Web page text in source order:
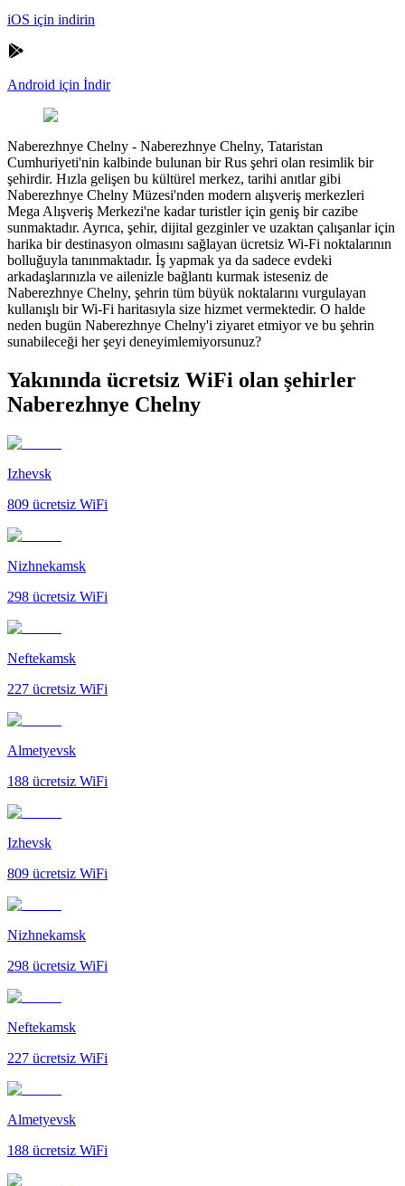
iOS için indirin
Android için İndir
Naberezhnye Chelny - Naberezhnye Chelny, Tataristan
Cumhuriyeti'nin kalbinde bulunan bir Rus şehri olan resimlik bir
şehirdir. Hızla gelişen bu kültürel merkez, tarihi anıtlar gibi
Naberezhnye Chelny Müzesi'nden modern alışveriş merkezleri
Mega Alışveriş Merkezi'ne kadar turistler için geniş bir cazibe
sunmaktadır. Ayrıca, şehir, dijital gezginler ve uzaktan çalışanlar için
harika bir destinasyon olmasını sağlayan ücretsiz Wi-Fi noktalarının
bolluğuyla tanınmaktadır. İş yapmak ya da sadece evdeki
arkadaşlarınızla ve ailenizle bağlantı kurmak isteseniz de
Naberezhnye Chelny, şehrin tüm büyük noktalarını vurgulayan
kullanışlı bir Wi-Fi haritasıyla size hizmet vermektedir. O halde
neden bugün Naberezhnye Chelny'i ziyaret etmiyor ve bu şehrin
sunabileceği her şeyi deneyimlemiyorsunuz?
Yakınında ücretsiz WiFi olan şehirler
Naberezhnye Chelny
Izhevsk
809 ücretsiz WiFi
Nizhnekamsk
298 ücretsiz WiFi
Neftekamsk
227 ücretsiz WiFi
Almetyevsk
188 ücretsiz WiFi
Izhevsk
809 ücretsiz WiFi
Nizhnekamsk
298 ücretsiz WiFi
Neftekamsk
227 ücretsiz WiFi
Almetyevsk
188 ücretsiz WiFi